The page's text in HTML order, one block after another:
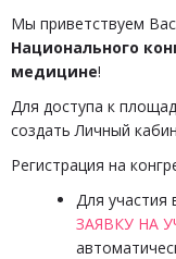
Мы приветствуем
Национального
медицине!
Для доступа к
создать Личный
Регистрация на
Для участия
ЗАЯВКУ НА